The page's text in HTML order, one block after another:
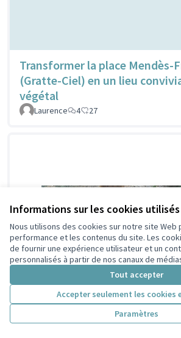
Informations sur les cookies
Nous utilisons des cookies sur notre site Web
performance et les contenus du site. Les
de fournir une expérience utilisateur et un
personnalisés à partir de nos canaux de
Tout accepter
Accepter seulement les cookies
Paramètres
Transformer la place Mendès-
(Gratte-Ciel) en un lieu
végétal
Laurence 4 27